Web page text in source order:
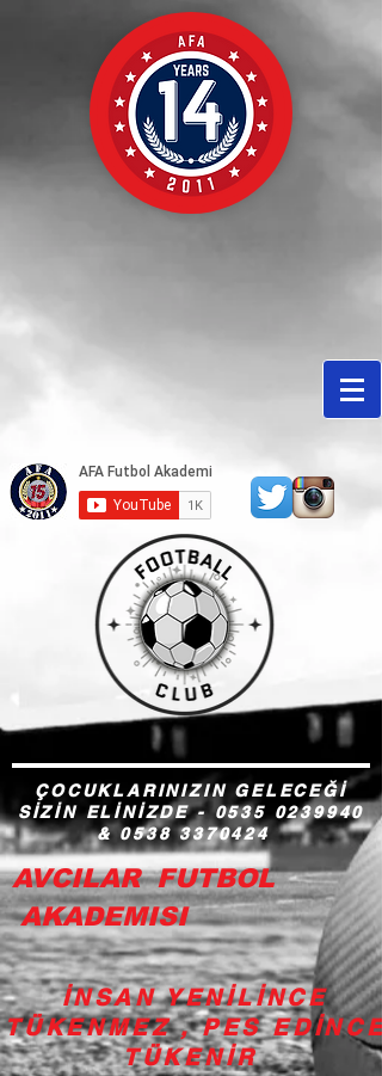
ÇOCUKLARINIZIN GELECEĞİ
SİZİN ELİNİZDE -0535 0239940
& 0538 3370424
AVCILAR FUTBOL
AKADEMISI
İNSAN YENİLİNCE
TÜKENMEZ , PES EDİNCE
TÜKENİR